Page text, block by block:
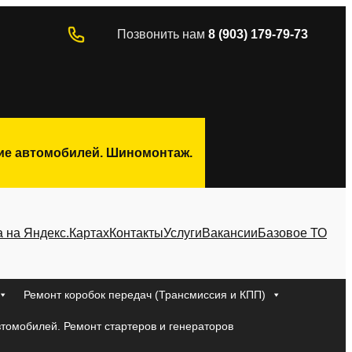
Позвонить нам 8 (903) 179-79-73
автомобилей. Шиномонтаж.
на Яндекс.КартахКонтактыУслугиВакансииБазовое ТО
Ремонт коробок передач (Трансмиссия и КПП)
Ремонт стартеров и генераторов